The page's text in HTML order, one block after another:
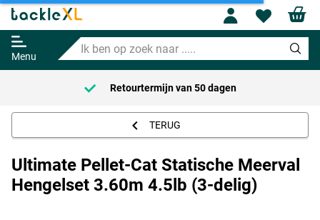
Menu
Ik
ben
op
zoek
naar
Profile
Meerval Hengelset 3.60m 4.5lb
(3-delig)
Adviesprijs
159.85
127.95
Retourtermijn van 50 dagen
TERUG
Ultimate Pellet-Cat Statische Meerval
Hengelset 3.60m 4.5lb (3-delig)